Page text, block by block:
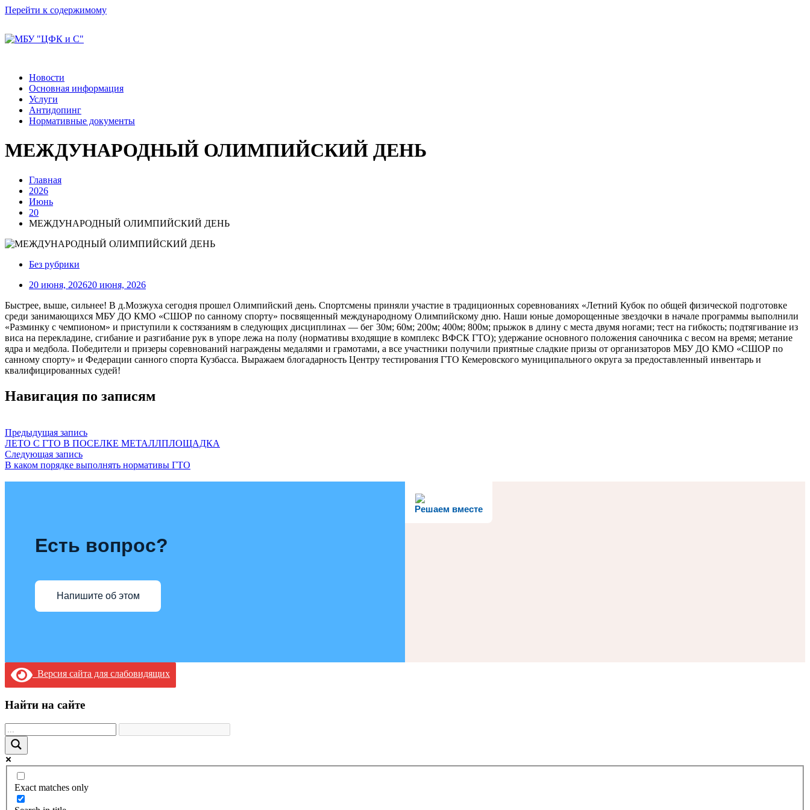
Перейти к содержимому
Новости
Основная информация
Услуги
Антидопинг
Нормативные документы
МЕЖДУНАРОДНЫЙ ОЛИМПИЙСКИЙ ДЕНЬ
Главная
2026
Июнь
20
МЕЖДУНАРОДНЫЙ ОЛИМПИЙСКИЙ ДЕНЬ
Без рубрики
20 июня, 202620 июня, 2026
Быстрее, выше, сильнее! В д.Мозжуха сегодня прошел Олимпийский день. Спортсмены приняли участие в традиционных соревнованиях «Летний Кубок по общей физической подготовке
среди занимающихся МБУ ДО КМО «СШОР по санному спорту» посвященный международному Олимпийскому дню. Наши юные доморощенные звездочки в начале программы выполнили
«Разминку с чемпионом» и приступили к состязаниям в следующих дисциплинах — бег 30м; 60м; 200м; 400м; 800м; прыжок в длину с места двумя ногами; тест на гибкость; подтягивание из
виса на перекладине, сгибание и разгибание рук в упоре лежа на полу (нормативы входящие в комплекс ВФСК ГТО); удержание основного положения саночника с весом на время; метание
ядра и медбола. Победители и призеры соревнований награждены медалями и грамотами, а все участники получили приятные сладкие призы от организаторов МБУ ДО КМО «СШОР по
санному спорту» и Федерации санного спорта Кузбасса. Выражаем блогадарность Центру тестирования ГТО Кемеровского муниципального округа за предоставленный инвентарь и
квалифицированных судей!
Навигация по записям
Предыдущая запись
ЛЕТО С ГТО В ПОСЕЛКЕ МЕТАЛЛПЛОЩАДКА
Следующая запись
В каком порядке выполнять нормативы ГТО
Решаем вместе
Есть вопрос?
Напишите об этом
Версия сайта для слабовидящих
Найти на сайте
Exact matches only